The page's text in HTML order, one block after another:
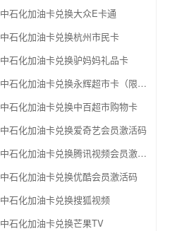
中石化加油卡兑换大众E卡通
中石化加油卡兑换杭州市民卡
中石化加油卡兑换驴妈妈礼品卡
中石化加油卡兑换永辉超市卡（限实体卡）
中石化加油卡兑换中百超市购物卡
中石化加油卡兑换爱奇艺会员激活码
中石化加油卡兑换腾讯视频会员激活码
中石化加油卡兑换优酷会员激活码
中石化加油卡兑换搜狐视频
中石化加油卡兑换芒果TV